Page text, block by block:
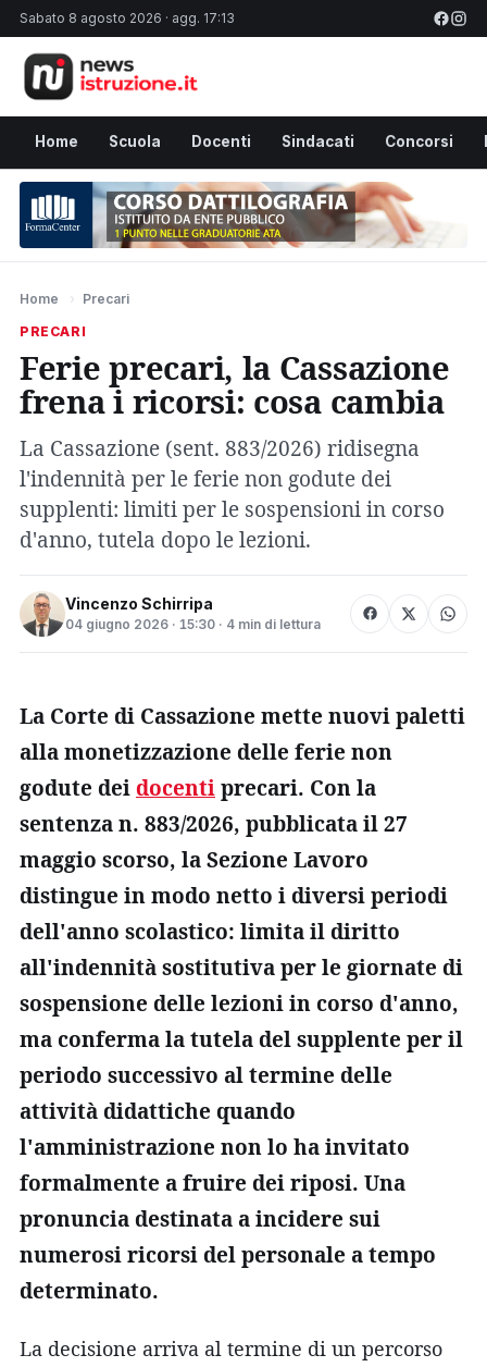
Sabato 8 agosto 2026 · agg. 17:13
Home Scuola Docenti Sindacati Concorsi
Home › Precari
PRECARI
Ferie precari, la Cassazione
frena i ricorsi: cosa cambia
La Cassazione (sent. 883/2026) ridisegna
l'indennità per le ferie non godute dei
supplenti: limiti per le sospensioni in corso
d'anno, tutela dopo le lezioni.
Vincenzo Schirripa
04 giugno 2026 · 15:30 · 4 min di lettura
La Corte di Cassazione mette nuovi paletti
alla monetizzazione delle ferie non
godute deidocentiprecari. Con la
sentenza n. 883/2026, pubblicata il 27
maggio scorso, la Sezione Lavoro
distingue in modo netto i diversi periodi
dell'anno scolastico: limita il diritto
all'indennità sostitutiva per le giornate di
sospensione delle lezioni in corso d'anno,
ma conferma la tutela del supplente per il
periodo successivo al termine delle
attività didattiche quando
l'amministrazione non lo ha invitato
formalmente a fruire dei riposi. Una
pronuncia destinata a incidere sui
numerosi ricorsi del personale a tempo
determinato.
La decisione arriva al termine di un percorso